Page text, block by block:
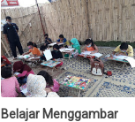
Belajar Menggambar